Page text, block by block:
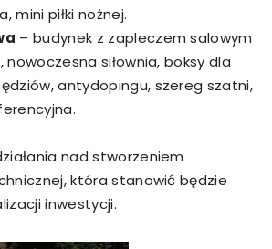
mini piłki nożnej.
– budynek z zapleczem salowym
nowoczesna siłownia, boksy dla
antydopingu, szereg szatni,
nad stworzeniem
która stanowić będzie
inwestycji.